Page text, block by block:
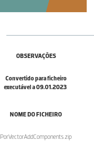
OBSERVAÇÕES
Convertido para ficheiro
executável a 09.01.2023
NOME DO FICHEIRO
PorVectorAddComponents.zip